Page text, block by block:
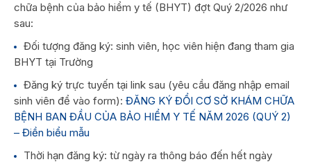
chữa bệnh của bảo hiểm y tế (BHYT) đợt Quý 2/2026 như
sau:
Đối tượng đăng ký: sinh viên, học viên hiện đang tham gia
BHYT tại Trường
Đăng ký trực tuyến tại link sau (yêu cầu đăng nhập email
sinh viên để vào form): ĐĂNG KÝ ĐỔI CƠ SỞ KHÁM CHỮA
BỆNH BAN ĐẦU CỦA BẢO HIỂM Y TẾ NĂM 2026 (QUÝ 2)
– Điền biểu mẫu
Thời hạn đăng ký: từ ngày ra thông báo đến hết ngày